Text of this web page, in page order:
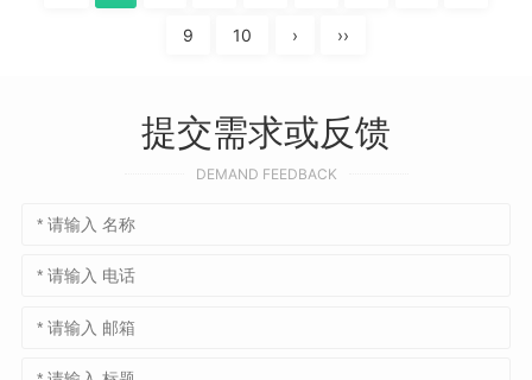
9 10 › ››
提交需求或反馈
DEMAND FEEDBACK